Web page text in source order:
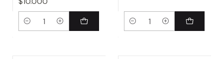
Cantidad Cantidad